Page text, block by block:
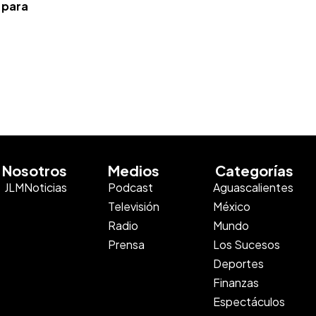
Nosotros
JLMNoticias
Medios
Podcast
Televisión
Radio
Prensa
Categorías
Aguascalientes
México
Mundo
Los Sucesos
Deportes
Finanzas
Espectáculos